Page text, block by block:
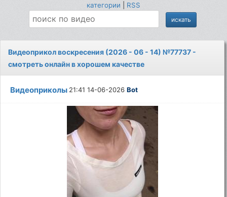
категории RSS
Видеоприкол воскресения (2026 - 06 - 14) №77737 -
смотреть онлайн в хорошем качестве
Видеоприколы 21:41 14-06-2026Bot